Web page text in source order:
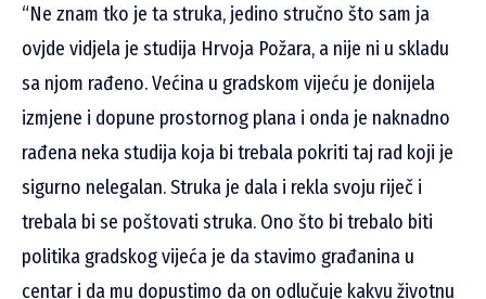
“Ne znam tko je ta struka, jedino stručno što sam ja
ovjde vidjela je studija Hrvoja Požara, a nije ni u skladu
sa njom rađeno. Većina u gradskom vijeću je donijela
izmjene i dopune prostornog plana i onda je naknadno
rađena neka studija koja bi trebala pokriti taj rad koji je
sigurno nelegalan. Struka je dala i rekla svoju riječ i
trebala bi se poštovati struka. Ono što bi trebalo biti
politika gradskog vijeća je da stavimo građanina u
centar i da mu dopustimo da on odlučuje kakvu životnu